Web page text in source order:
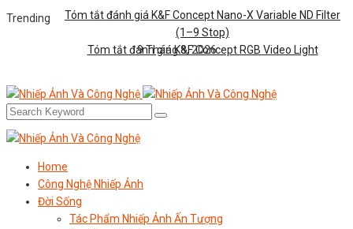
Trending
Tóm tắt đánh giá K&F Concept Nano-X Variable ND Filter
(1–9 Stop)
Tóm tắt đánh giá K&F Concept RGB Video Light
9 Tháng 8, 2026
Home
Công Nghệ Nhiếp Ảnh
Đời Sống
Tác Phẩm Nhiếp Ảnh Ấn Tượng